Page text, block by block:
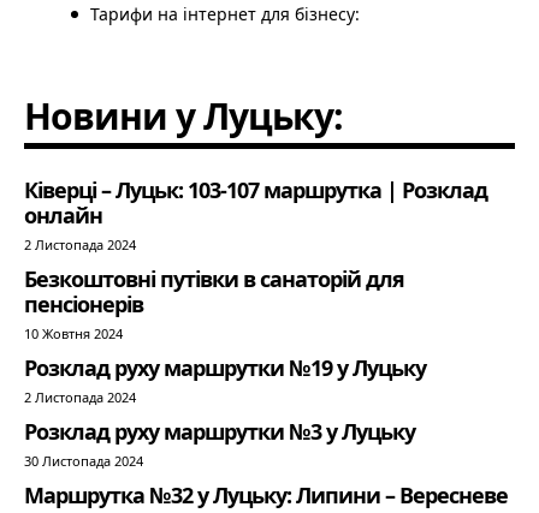
Тарифи на інтернет для бізнесу:
Новини у Луцьку:
Ківерці – Луцьк: 103-107 маршрутка | Розклад
онлайн
2 Листопада 2024
Безкоштовні путівки в санаторій для
пенсіонерів
10 Жовтня 2024
Розклад руху маршрутки №19 у Луцьку
2 Листопада 2024
Розклад руху маршрутки №3 у Луцьку
30 Листопада 2024
Маршрутка №32 у Луцьку: Липини – Вересневе